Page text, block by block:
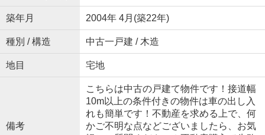
築年月 2004年 4月(築22年)
種別 / 構造 中古一戸建 / 木造
地目 宅地
備考
こちらは中古の戸建て物件です！接道幅
10m以上の条件付きの物件は車の出し入
れも簡単です！不動産を求める上で、何
かご不明な点などございましたら、お気